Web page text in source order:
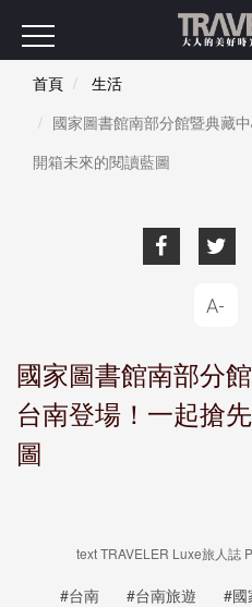
首頁
生活
國家圖書館南部分館暨典藏
開箱未來的閱讀藍圖
國家圖書館南部分
台南登場！一起搶
圖
text TRAVELER Luxe旅人誌
#台南 #台南旅遊 #國